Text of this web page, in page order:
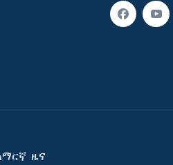
ዜና